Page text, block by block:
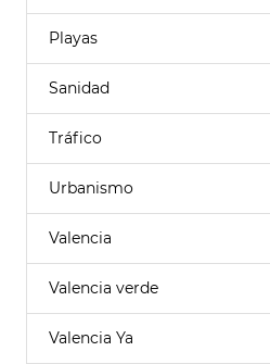
Playas
Sanidad
Tráfico
Urbanismo
Valencia
Valencia verde
Valencia Ya